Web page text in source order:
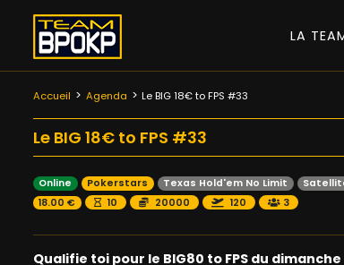
LA
Accueil Agenda Le BIG 18€ to FPS #33
Le BIG 18€ to FPS #33
Online Pokerstars Texas Hold'em No Limit
18.00 €
10 20000 120 3
Qualifie toi pour le BIG80 to FPS du